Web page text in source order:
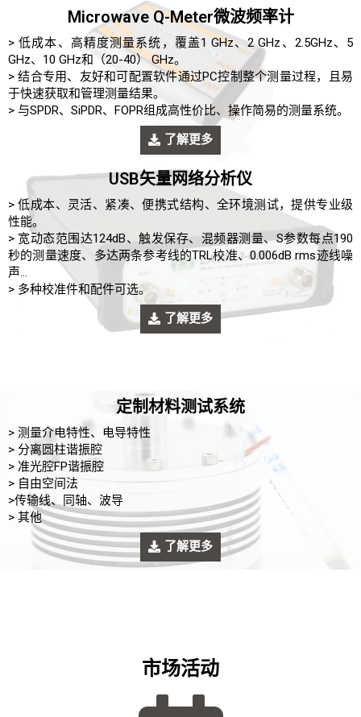
Microwave Q-Meter微波频率计
> 低成本、高精度测量系统，覆盖1 GHz、2 GHz、2.5GHz、5
GHz、10 GHz和（20-40） GHz。
> 结合专用、友好和可配置软件通过PC控制整个测量过程，且易
于快速获取和管理测量结果。
> 与SPDR、SiPDR、FOPR组成高性价比、操作简易的测量系统。
了解更多
USB矢量网络分析仪
> 低成本、灵活、紧凑、便携式结构、全环境测试，提供专业级
性能。
> 宽动态范围达124dB、触发保存、混频器测量、S参数每点190
秒的测量速度、多达两条参考线的TRL校准、0.006dB rms迹线噪
声…
> 多种校准件和配件可选。
了解更多
定制材料测试系统
> 测量介电特性、电导特性
> 分离圆柱谐振腔
> 准光腔FP谐振腔
> 自由空间法
>传输线、同轴、波导
> 其他
了解更多
市场活动